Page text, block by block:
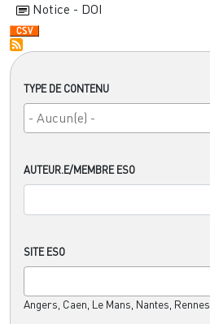
TYPE DE CONTENU
AUTEUR.E/MEMBRE ESO
SITE ESO
Angers, Caen, Le Mans, Nantes, Rennes
Notice - DOI